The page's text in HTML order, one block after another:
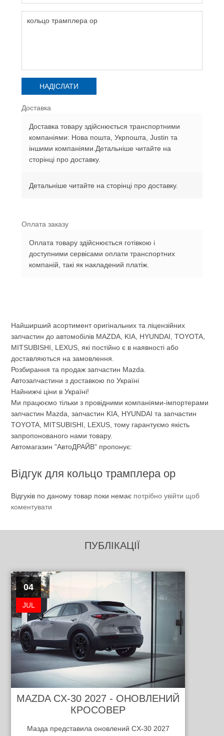
Доставка
Доставка товару здійснюється транспортними
компаніями: Нова пошта, Укрпошта, Justin та
іншими компаніями.Детальніше читайте на
сторінці про доставку.
Детальніше читайте на сторінці про доставку.
Оплата заказу
Оплата товару здійснюється готівкою і
доступними сервісами оплати транспортних
компаній, такі як накладений платіж.
Найширший асортимент оригінальних та ліцензійних
запчастин до автомобілів MAZDA, KIA, HYUNDAI, TOYOTA,
MITSUBISHI, LEXUS, які постійно є в наявності або
доставляються на замовлення.
Розбирання та продаж запчастин Mazda.
Автозапчастини з доставкою по Україні
Найнижчі ціни в Україні!
Ми працюємо тільки з провідними компаніями-імпортерами
запчастин Mazda, запчастин KIA, HYUNDAI та запчастин
TOYOTA, MITSUBISHI, LEXUS, тому гарантуємо якість
запропонованого нами товару.
Автомагазин "АвтоДРАЙВ" пропонує:
Відгук для кольцо трамплера ор
Відгуків по даному товар поки немає потрібно увійти щоб
коментувати
ПУБЛІКАЦІЇ
04
JUL
MAZDA CX-30 2027 - ОНОВЛЕНИЙ
КРОСОВЕР
Мазда представила оновлений CX-30 2027